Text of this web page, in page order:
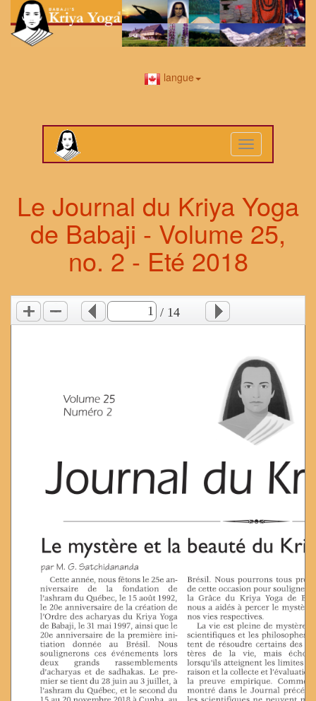
langue
Toggle
navigation
Le Journal du Kriya Yoga
de Babaji - Volume 25,
no. 2 - Eté 2018
/ 14